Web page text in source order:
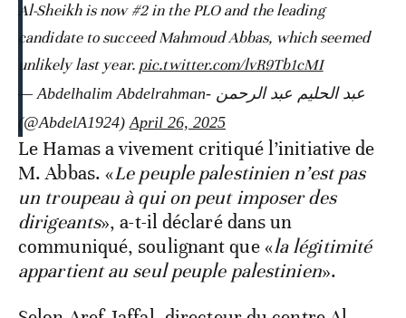
Al-Sheikh is now #2 in the PLO and the leading
candidate to succeed Mahmoud Abbas, which seemed
unlikely last year. pic.twitter.com/lvR9Tb1cMI
— Abdelhalim Abdelrahman- عبد الحليم عبد الرحمن
(@AbdelA1924)April 26, 2025
Le Hamas a vivement critiqué l’initiative de
M. Abbas. «Le peuple palestinien n’est pas
un troupeau à qui on peut imposer des
dirigeants», a-t-il déclaré dans un
communiqué, soulignant que «la légitimité
appartient au seul peuple palestinien».